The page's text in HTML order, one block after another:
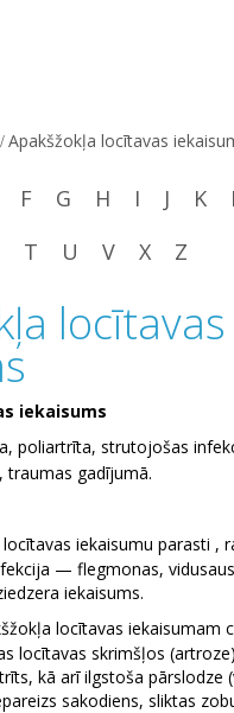
Apakšžokļa locītavas
F G H I J K
T U V X Z
locītavas
iekaisums
poliartrīta, strutojošas
traumas gadījumā.
iekaisumu parasti ,
— flegmonas,
iekaisums.
locītavas iekaisumam
locītavas skrimšļos
kā arī ilgstoša pārslodze
sakodiens, sliktas